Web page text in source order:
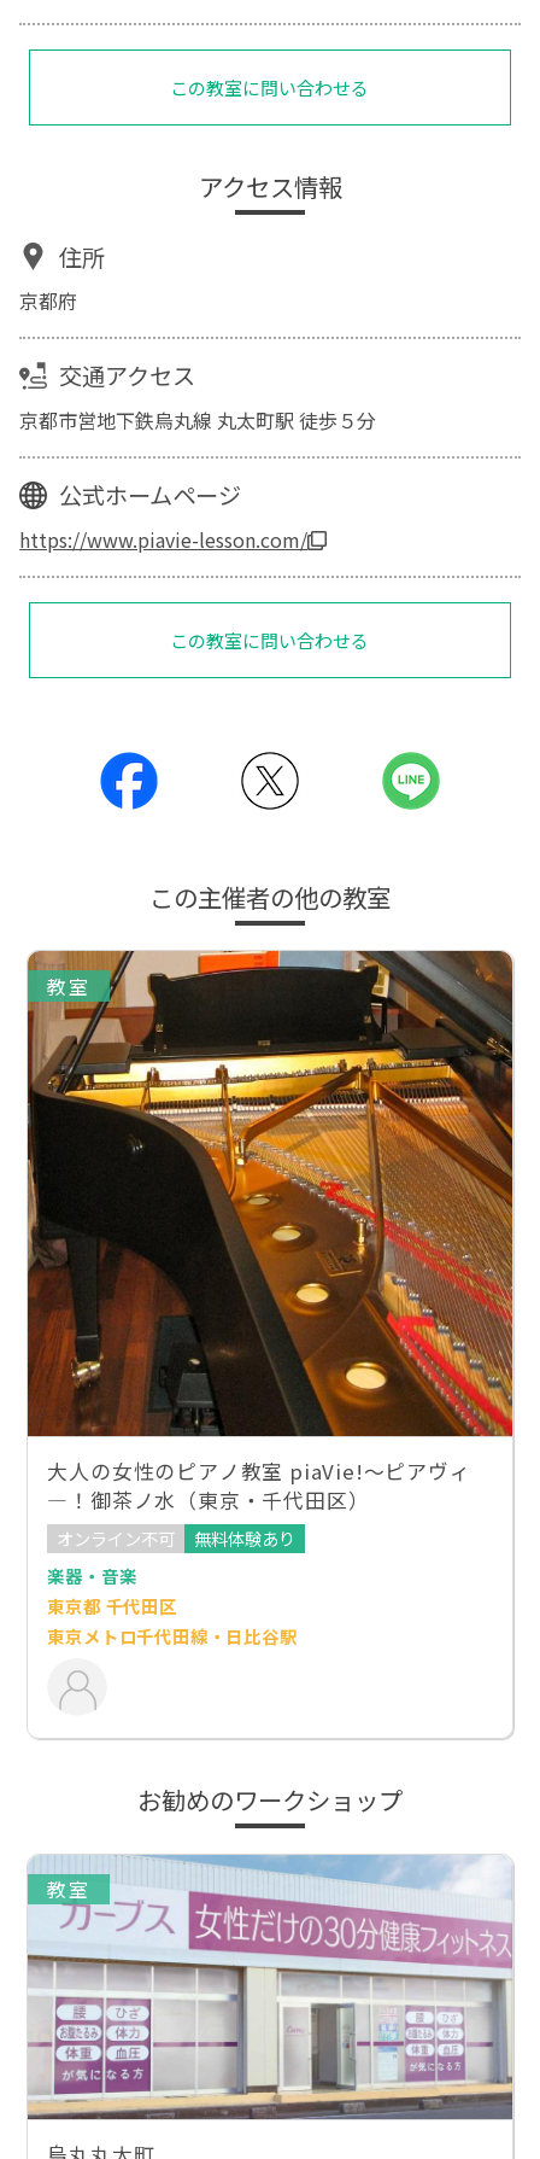
この教室に問い合わせる
アクセス情報
住所
京都府
交通アクセス
京都市営地下鉄烏丸線 丸太町駅 徒歩５分
公式ホームページ
https://www.piavie-lesson.com/
この教室に問い合わせる
この主催者の他の教室
教室
大人の女性のピアノ教室 piaVie!～ピアヴィ
―！御茶ノ水（東京・千代田区）
オンライン不可
無料体験あり
楽器・音楽
東京都 千代田区
東京メトロ千代田線・日比谷駅
お勧めのワークショップ
教室